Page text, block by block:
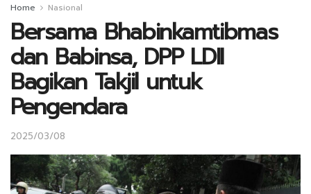
Home Nasional
Bersama Bhabinkamtibmas
dan Babinsa, DPP LDII
Bagikan Takjil untuk
Pengendara
2025/03/08